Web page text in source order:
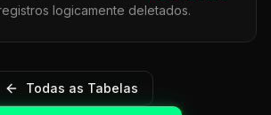
logicamente deletados.
Todas as Tabelas